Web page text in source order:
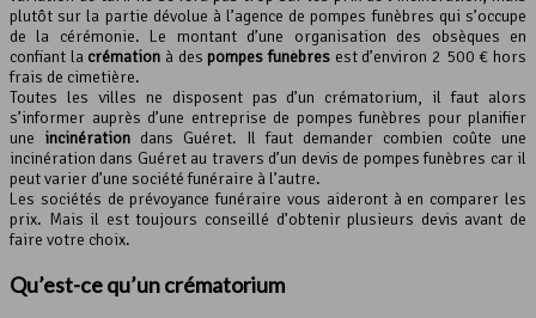
plutôt sur la partie dévolue à l’agence de pompes funèbres qui s’occupe
de la cérémonie. Le montant d’une organisation des obsèques en
confiant la crémation à des pompes funèbres est d’environ 2 500 € hors
frais de cimetière.
Toutes les villes ne disposent pas d’un crématorium, il faut alors
s’informer auprès d’une entreprise de pompes funèbres pour planifier
une incinération dans Guéret. Il faut demander combien coûte une
incinération dans Guéret au travers d’un devis de pompes funèbres car il
peut varier d’une société funéraire à l’autre.
Les sociétés de prévoyance funéraire vous aideront à en comparer les
prix. Mais il est toujours conseillé d’obtenir plusieurs devis avant de
faire votre choix.
Qu’est-ce qu’un crématorium